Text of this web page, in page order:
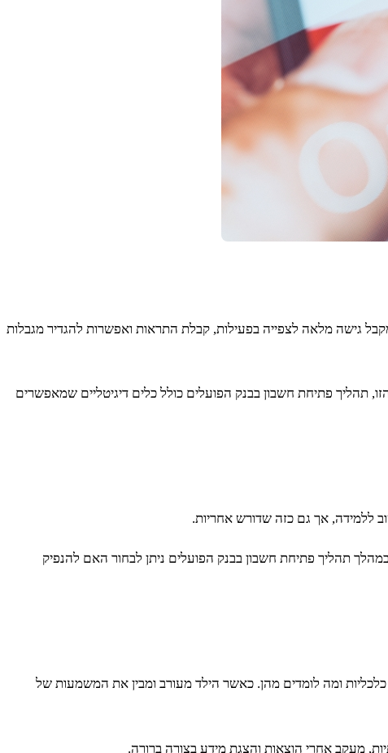
גישה מלאה לצפייה בפעילות, קבלת התראות ואפשרות להגדיר מגבלות
תהליך פתיחת חשבון בבנק הפועלים כולל כלים דיגיטליים שמאפשרים
ללמידה, אך גם כזה שדורש אחריות.
תהליך פתיחת חשבון בבנק הפועלים ניתן לבחור האם להנפיק
כלכליות ומה לומדים מהן. כאשר הילד מעורב ומבין את המשמעות של
מעקב אחרי הוצאות והצגת מידע בצורה ברורה.